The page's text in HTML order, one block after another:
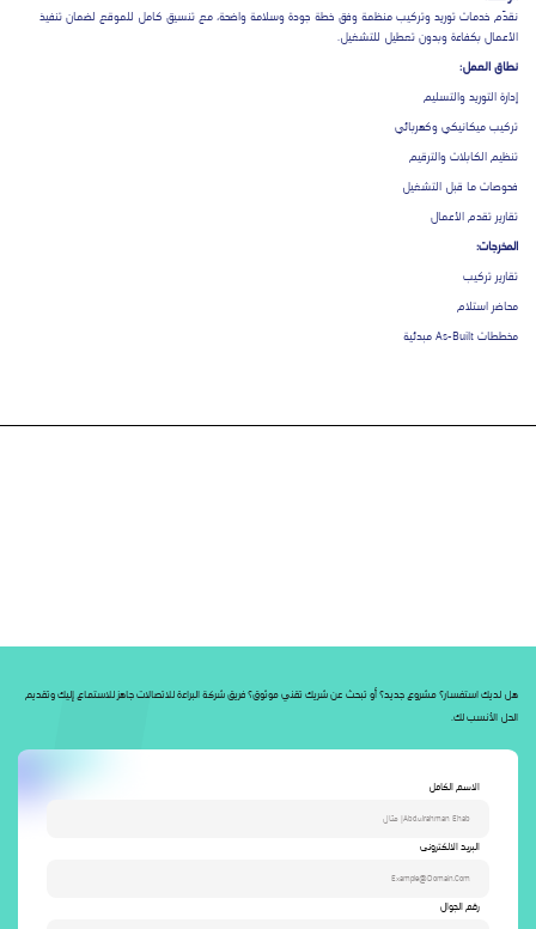
نقدّم خدمات توريد وتركيب منظمة وفق خطة جودة وسلامة واضحة، مع تنسيق كامل للموقع لضمان تنفيذ
الأعمال بكفاءة وبدون تعطيل للتشغيل.
نطاق العمل:
إدارة التوريد والتسليم
تركيب ميكانيكي وكهربائي
تنظيم الكابلات والترقيم
فحوصات ما قبل التشغيل
تقارير تقدم الأعمال
المخرجات:
تقارير تركيب
محاضر استلام
مخططات As-Built مبدئية
هل لديك استفسار؟ مشروع جديد؟ أو تبحث عن شريك تقني موثوق؟ فريق شركة البراءة للاتصالات جاهز للاستماع إليك وتقديم
الحل الأنسب لك.
الاسم الكامل
البريد الالكترونى
رقم الجوال